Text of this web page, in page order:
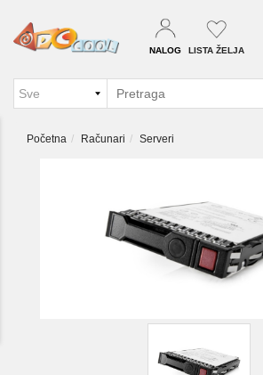
NALOG LISTA ŽELJA
Početna Računari Serveri